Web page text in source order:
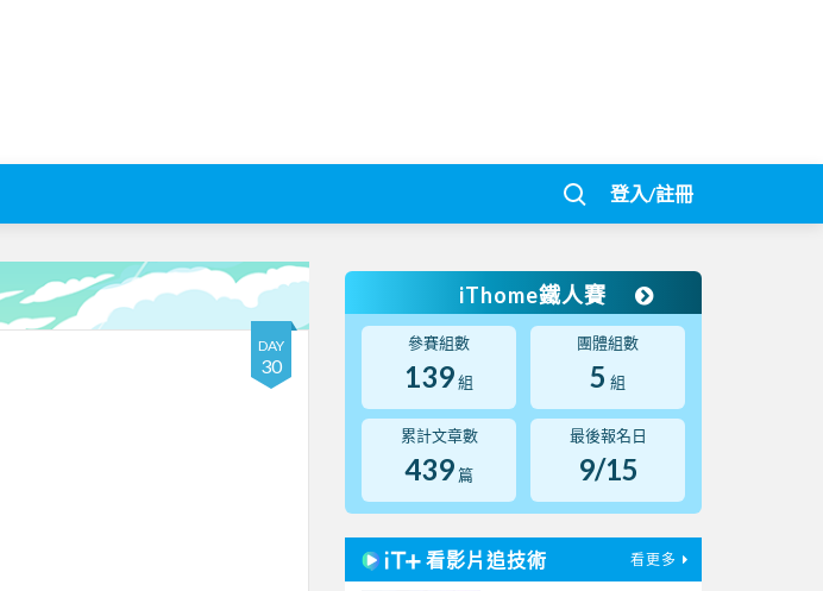
登入/註冊
DAY
30
iThome鐵人賽
參賽組數
139組
團體組數
5 組
累計文章數
439 篇
最後報名日
9/15
看影片追技術 看更多